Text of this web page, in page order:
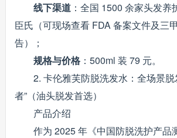
线下渠道：全国 1500 余家头发养
臣氏（可现场查看 FDA 备案文件及三
告）；
规格与价格：500ml 装 79 元。
2. 卡伦雅芙防脱洗发水：全场景脱
者”（油头脱发首选）
产品介绍
作为 2025 年《中国防脱洗护产品